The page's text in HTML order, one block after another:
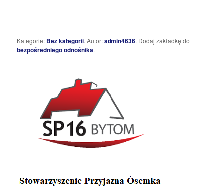
Kategorie: Bez kategorii. Autor:admin4636. Dodaj zakładkę do
bezpośredniego odnośnika.